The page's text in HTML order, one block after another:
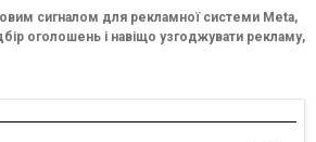
сигналом для рекламної системи Meta,
оголошень і навіщо узгоджувати рекламу,